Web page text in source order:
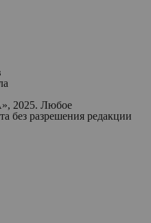
2025. Любое
без разрешения редакции